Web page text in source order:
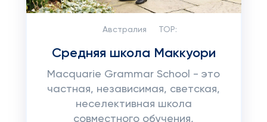
Австралия TOP:
Средняя школа Маккуори
Macquarie Grammar School - это
частная, независимая, светская,
неселективная школа
совместного обучения,